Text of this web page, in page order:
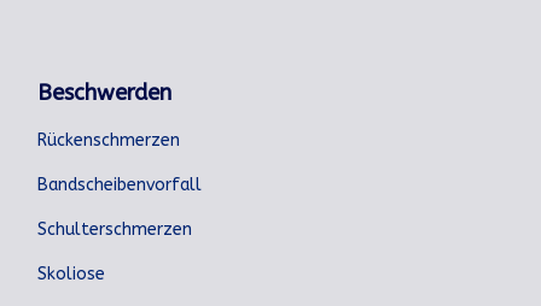
Beschwerden
Rückenschmerzen
Bandscheibenvorfall
Schulterschmerzen
Skoliose